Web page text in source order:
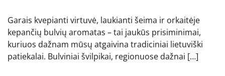
Garais kvepianti virtuvė, laukianti šeima ir orkaitėje
kepančių bulvių aromatas – tai jaukūs prisiminimai,
kuriuos dažnam mūsų atgaivina tradiciniai lietuviški
patiekalai. Bulviniai švilpikai, regionuose dažnai […]